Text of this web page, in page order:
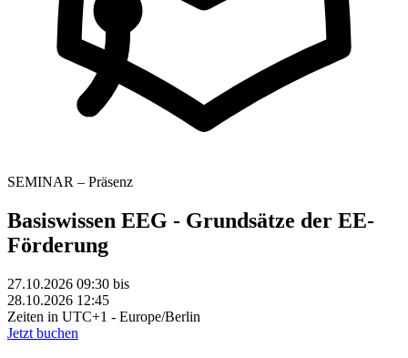
SEMINAR – Präsenz
Basiswissen EEG - Grundsätze der EE-
Förderung
27.10.2026 09:30 bis
28.10.2026 12:45
Zeiten in UTC+1 - Europe/Berlin
Jetzt buchen